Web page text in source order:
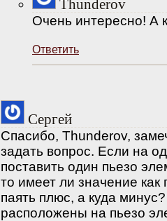
Thunderov
Очень интересно! А
Ответить
Сергей
Спасибо, Thunderov,
задать вопрос. Если на
поставить один пьезо
то имеет ли значение как
паять плюс, а куда
расположены на пьезо